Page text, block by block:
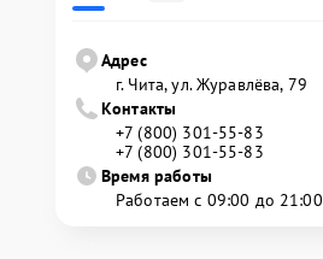
Адрес
г. Чита, ул. Журавлёва, 79
Контакты
+7 (800) 301-55-83
+7 (800) 301-55-83
Время работы
Работаем с 09:00 до 21:00